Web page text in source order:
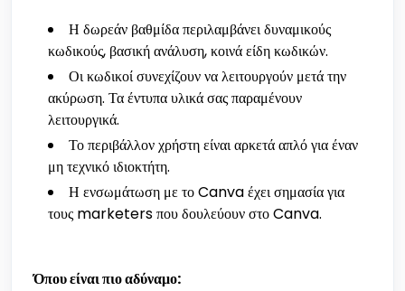
Η δωρεάν βαθμίδα περιλαμβάνει δυναμικούς
κωδικούς, βασική ανάλυση, κοινά είδη κωδικών.
Οι κωδικοί συνεχίζουν να λειτουργούν μετά την
ακύρωση. Τα έντυπα υλικά σας παραμένουν
λειτουργικά.
Το περιβάλλον χρήστη είναι αρκετά απλό για έναν
μη τεχνικό ιδιοκτήτη.
Η ενσωμάτωση με το Canva έχει σημασία για
τους marketers που δουλεύουν στο Canva.
Όπου είναι πιο αδύναμο: